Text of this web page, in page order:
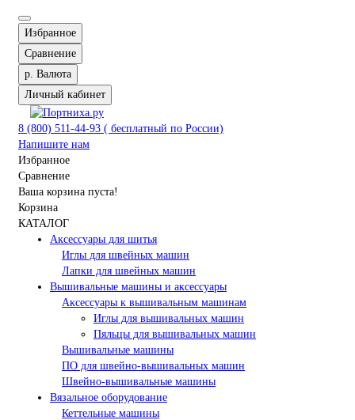
Избранное
Сравнение
р. Валюта
Личный кабинет
8 (800) 511-44-93 ( бесплатный по России)
Напишите нам
Избранное
Сравнение
Ваша корзина пуста!
Корзина
КАТАЛОГ
Аксессуары для шитья
Иглы для швейных машин
Лапки для швейных машин
Вышивальные машины и аксессуары
Аксессуары к вышивальным машинам
Иглы для вышивальных машин
Пяльцы для вышивальных машин
Вышивальные машины
ПО для швейно-вышивальных машин
Швейно-вышивальные машины
Вязальное оборудование
Кеттельные машины